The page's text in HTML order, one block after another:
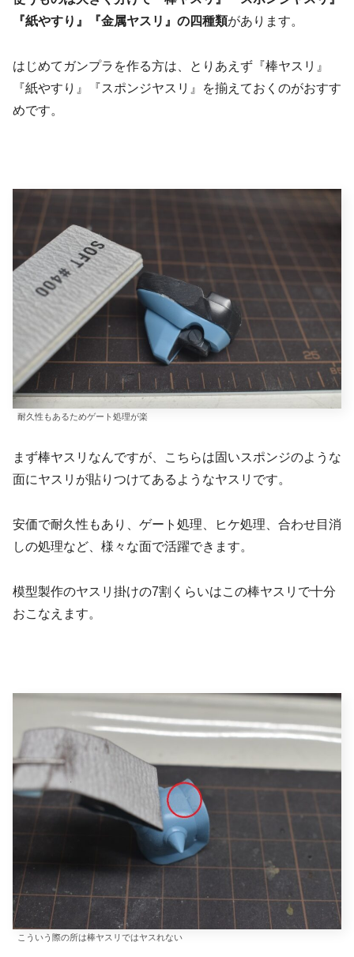
『紙やすり』『金属ヤスリ』の四種類があります。
はじめてガンプラを作る方は、とりあえず『棒ヤスリ』
『紙やすり』『スポンジヤスリ』を揃えておくのがおすす
めです。
耐久性もあるためゲート処理が楽
まず棒ヤスリなんですが、こちらは固いスポンジのような
面にヤスリが貼りつけてあるようなヤスリです。
安価で耐久性もあり、ゲート処理、ヒケ処理、合わせ目消
しの処理など、様々な面で活躍できます。
模型製作のヤスリ掛けの7割くらいはこの棒ヤスリで十分
おこなえます。
こういう際の所は棒ヤスリではヤスれない